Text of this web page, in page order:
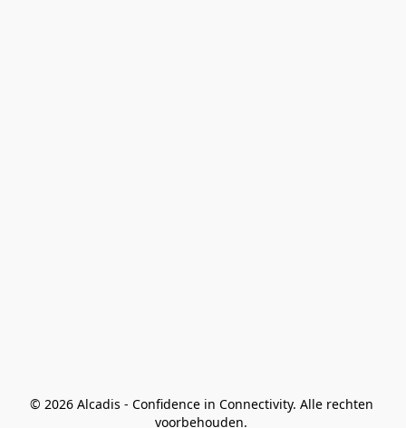
© 2026 Alcadis - Confidence in Connectivity. Alle rechten
voorbehouden.